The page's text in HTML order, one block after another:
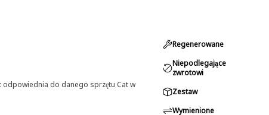
odpowiednia do danego sprzętu Cat w
Regenerowane
Niepodlegające
zwrotowi
Zestaw
Wymienione